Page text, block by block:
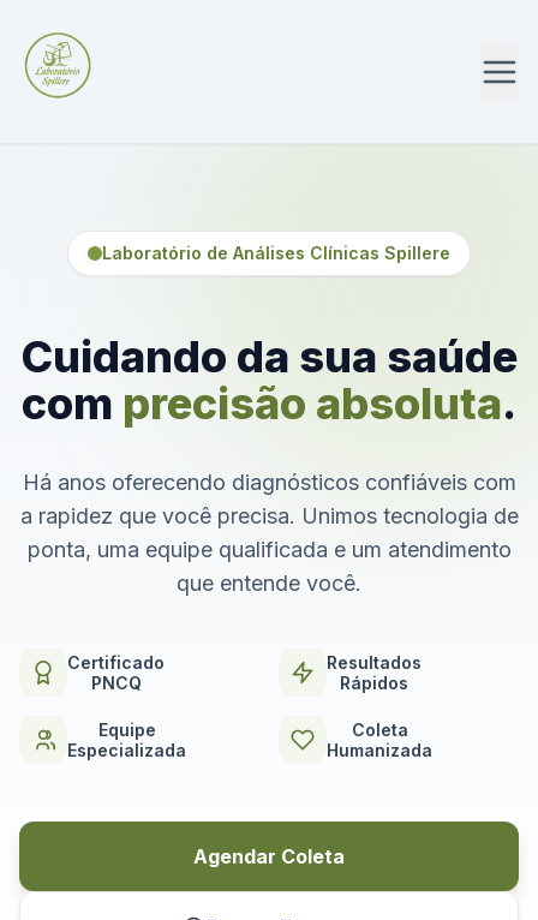
Laboratório de Análises Clínicas Spillere
Cuidando da sua saúde
com precisão absoluta.
Há anos oferecendo diagnósticos confiáveis com
a rapidez que você precisa. Unimos tecnologia de
ponta, uma equipe qualificada e um atendimento
que entende você.
Certificado
PNCQ
Resultados
Rápidos
Equipe
Especializada
Coleta
Humanizada
Agendar Coleta